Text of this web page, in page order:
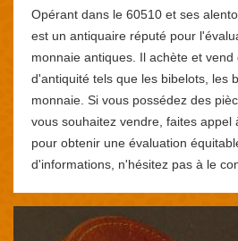
Opérant dans le 60510 et ses
est un antiquaire réputé pour
monnaie antiques. Il achète et vend
d'antiquité tels que les bibelots, les
monnaie. Si vous possédez des
vous souhaitez vendre, faites appel
pour obtenir une évaluation
d'informations, n'hésitez pas à le